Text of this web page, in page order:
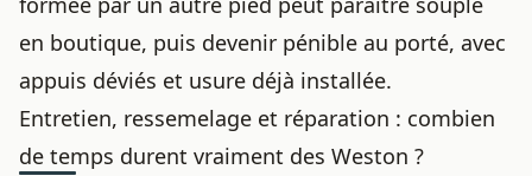
en boutique, puis devenir pénible au porté, avec
appuis déviés et usure déjà installée.
Entretien, ressemelage et réparation : combien
de temps durent vraiment des Weston ?